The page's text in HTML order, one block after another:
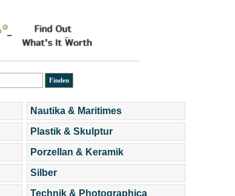
Nautika & Maritimes
Plastik & Skulptur
Porzellan & Keramik
Silber
Technik & Photographica